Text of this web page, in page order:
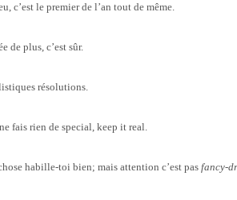
c’est le premier de l’an tout de même.
de plus, c’est sûr.
résolutions.
fais rien de special, keep it real.
habille-toi bien; mais attention c’est pas fancy-